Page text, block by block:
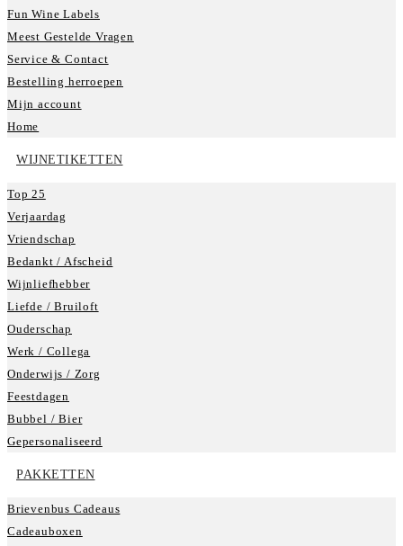
Fun Wine Labels
Meest Gestelde Vragen
Service & Contact
Bestelling herroepen
Mijn account
Home
WIJNETIKETTEN
Top 25
Verjaardag
Vriendschap
Bedankt / Afscheid
Wijnliefhebber
Liefde / Bruiloft
Ouderschap
Werk / Collega
Onderwijs / Zorg
Feestdagen
Bubbel / Bier
Gepersonaliseerd
PAKKETTEN
Brievenbus Cadeaus
Cadeauboxen